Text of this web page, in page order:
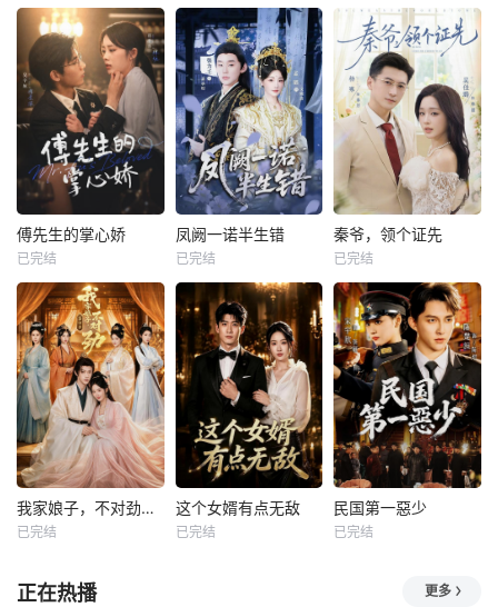
傅先生的掌心娇
已完结
凤阙一诺半生错
已完结
秦爷，领个证先
已完结
我家娘子，不对劲第四季
已完结
这个女婿有点无敌
已完结
民国第一惡少
已完结
正在热播 更多